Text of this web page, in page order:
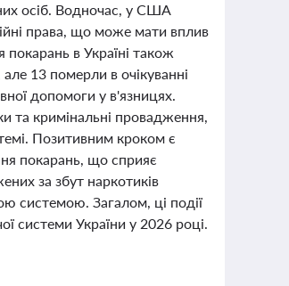
осіб. Водночас, у США
права, що може мати вплив
покарань в Україні також
13 померли в очікуванні
допомоги у в'язницях.
та кримінальні провадження,
Позитивним кроком є
покарань, що сприяє
за збут наркотиків
системою. Загалом, ці події
системи України у 2026 році.